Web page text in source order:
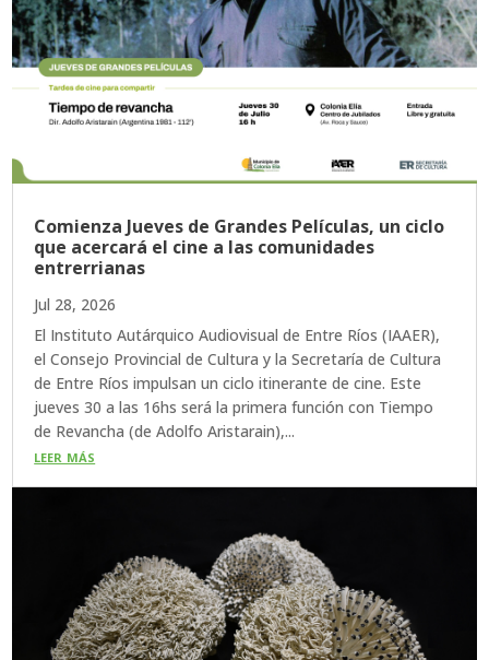
Comienza Jueves de Grandes Películas, un ciclo
que acercará el cine a las comunidades
entrerrianas
Jul 28, 2026
El Instituto Autárquico Audiovisual de Entre Ríos (IAAER),
el Consejo Provincial de Cultura y la Secretaría de Cultura
de Entre Ríos impulsan un ciclo itinerante de cine. Este
jueves 30 a las 16hs será la primera función con Tiempo
de Revancha (de Adolfo Aristarain),...
leer más